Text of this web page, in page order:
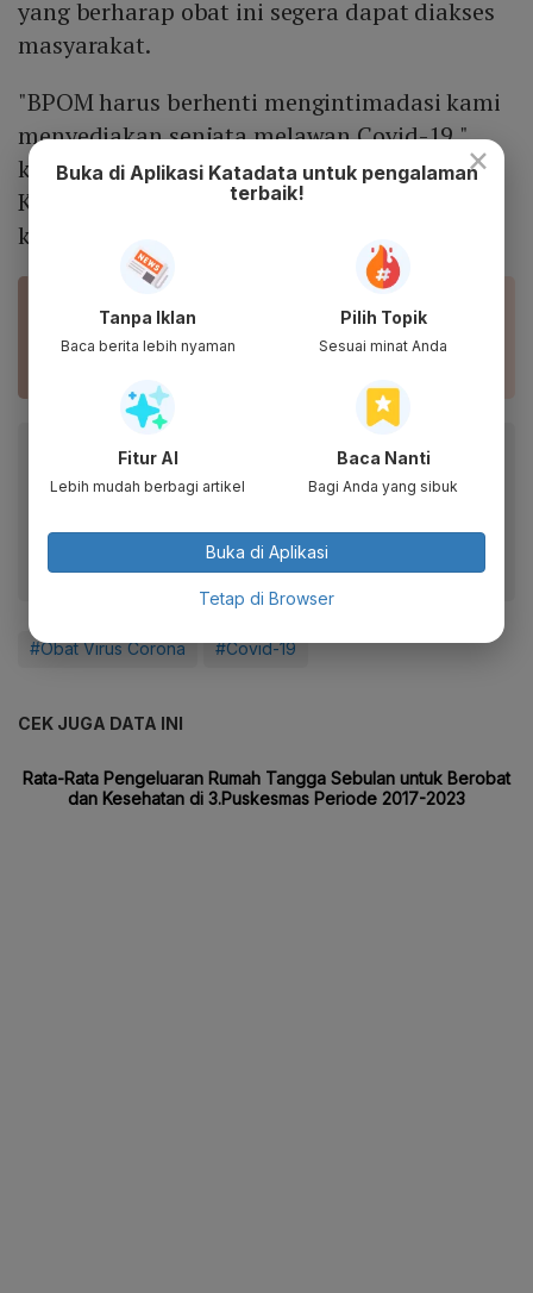
yang berharap obat ini segera dapat diakses
masyarakat.
"BPOM harus berhenti mengintimadasi kami
menyediakan senjata melawan Covid-19,"
kata Direktur Marketing PT Harsen dr. Riyo
Kristian Utomo, Jumat (2/7) dalam
keterangan tertulis.
BACA JUGA
Video: WHO Belum Izinkan Ivermectin Jadi Obat
Covid-19
Baca artikel ini lewat aplikasi mobile.
Dapatkan pengalaman membaca lebih nyaman dan nikmati
#Obat Virus Corona #Covid-19
CEK JUGA DATA INI
×
Buka di Aplikasi Katadata untuk pengalaman
terbaik!
Tanpa Iklan
Baca berita lebih nyaman
Pilih Topik
Sesuai minat Anda
Fitur AI
Lebih mudah berbagi artikel
Baca Nanti
Bagi Anda yang sibuk
Buka di Aplikasi
Tetap di Browser